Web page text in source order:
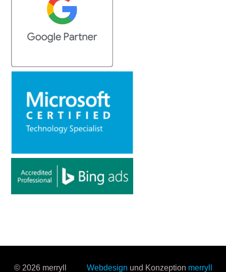
© 2026 merryll Webdesign und Konzeption merryll